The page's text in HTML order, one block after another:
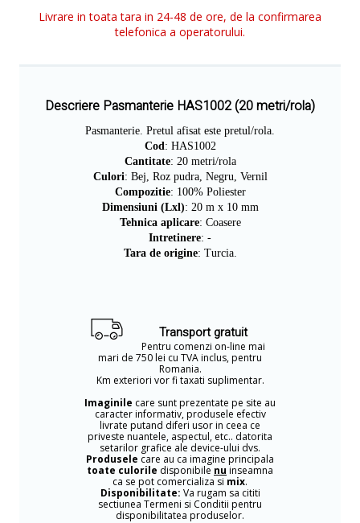
Livrare in toata tara in 24-48 de ore, de la confirmarea
telefonica a operatorului.
Descriere Pasmanterie HAS1002 (20 metri/rola)
Pasmanterie. Pretul afisat este pretul/rola.
Cod: HAS1002
Cantitate: 20 metri/rola
Culori: Bej, Roz pudra, Negru, Vernil
Compozitie: 100% Poliester
Dimensiuni (Lxl): 20 m x 10 mm
Tehnica aplicare: Coasere
Intretinere: -
Tara de origine: Turcia.
Transport gratuit
Pentru comenzi on-line mai
mari de 750 lei cu TVA inclus, pentru
Romania.
Km exteriori vor fi taxati suplimentar.
Imaginile care sunt prezentate pe site au
caracter informativ, produsele efectiv
livrate putand diferi usor in ceea ce
priveste nuantele, aspectul, etc.. datorita
setarilor grafice ale device-ului dvs.
Produsele care au ca imagine principala
toate culorile disponibile nu inseamna
ca se pot comercializa si mix.
Disponibilitate: Va rugam sa cititi
sectiunea Termeni si Conditii pentru
disponibilitatea produselor.